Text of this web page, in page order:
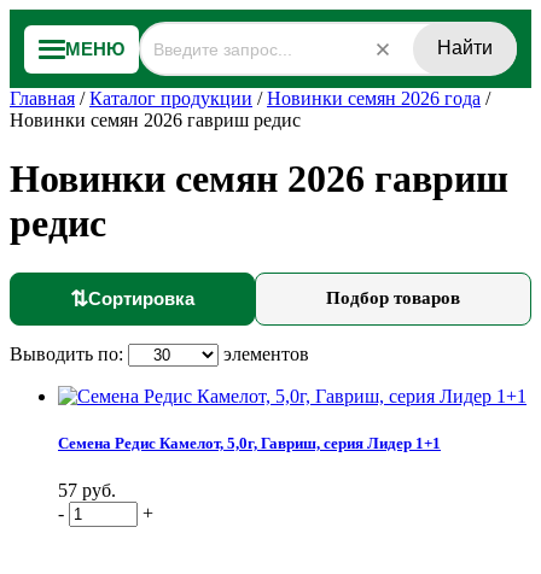
МЕНЮ Найти
Главная /Каталог продукции /Новинки семян 2026 года /
Новинки семян 2026 гавриш редис
Новинки семян 2026 гавриш
редис
⇅Сортировка Подбор товаров
Выводить по: элементов
Семена Редис Камелот, 5,0г, Гавриш, серия Лидер 1+1
57 руб.
-
+